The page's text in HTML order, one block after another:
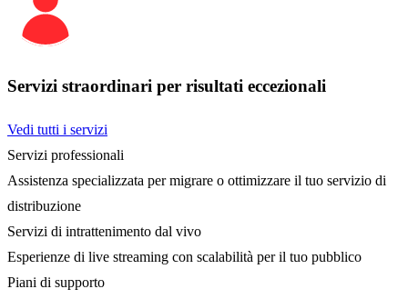
Servizi straordinari per risultati eccezionali
Vedi tutti i servizi
Servizi professionali
Assistenza specializzata per migrare o ottimizzare il tuo servizio di
distribuzione
Servizi di intrattenimento dal vivo
Esperienze di live streaming con scalabilità per il tuo pubblico
Piani di supporto